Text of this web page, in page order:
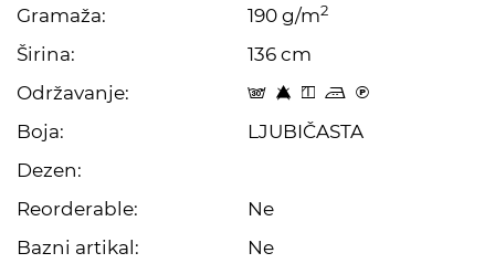
Gramaža:
190 g/m2
Širina:
136 cm
Održavanje:
s 8 y p C
Boja:
LJUBIČASTA
Dezen:
Reorderable:
Ne
Bazni artikal:
Ne